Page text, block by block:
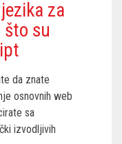
za
što su
da znate
osnovnih web
sa
izvodljivih